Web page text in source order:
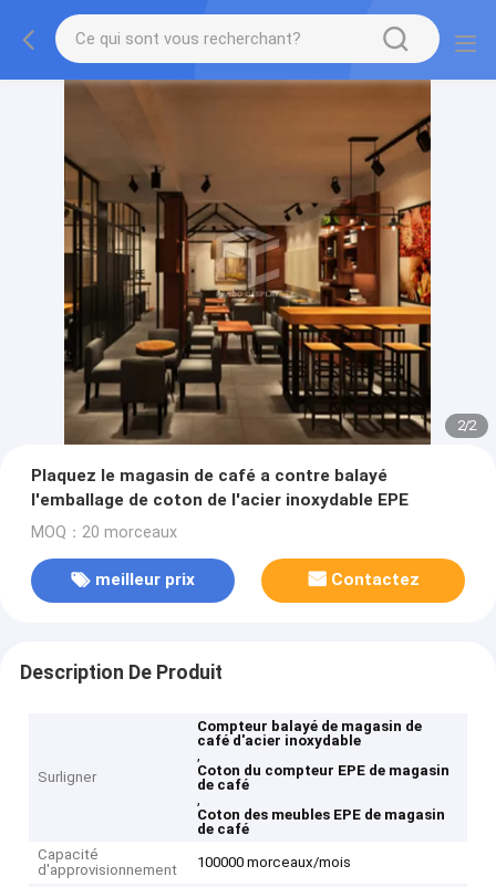
2/2
Plaquez le magasin de café a contre balayé
l'emballage de coton de l'acier inoxydable EPE
MOQ：20 morceaux
meilleur prix Contactez
Description De Produit
Surligner
Compteur balayé de magasin de
café d'acier inoxydable
,
Coton du compteur EPE de magasin
de café
,
Coton des meubles EPE de magasin
de café
Capacité
d'approvisionnement
100000 morceaux/mois